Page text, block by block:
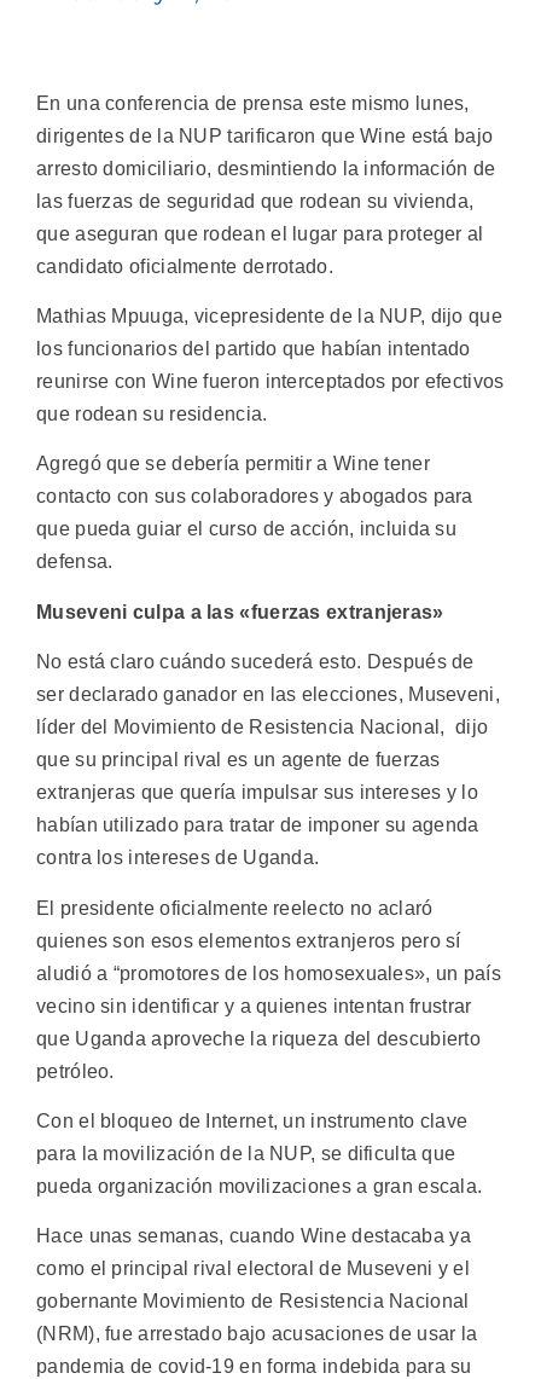
En una conferencia de prensa este mismo lunes,
dirigentes de la NUP tarificaron que Wine está bajo
arresto domiciliario, desmintiendo la información de
las fuerzas de seguridad que rodean su vivienda,
que aseguran que rodean el lugar para proteger al
candidato oficialmente derrotado.
Mathias Mpuuga, vicepresidente de la NUP, dijo que
los funcionarios del partido que habían intentado
reunirse con Wine fueron interceptados por efectivos
que rodean su residencia.
Agregó que se debería permitir a Wine tener
contacto con sus colaboradores y abogados para
que pueda guiar el curso de acción, incluida su
defensa.
Museveni culpa a las «fuerzas extranjeras»
No está claro cuándo sucederá esto. Después de
ser declarado ganador en las elecciones, Museveni,
líder del Movimiento de Resistencia Nacional, dijo
que su principal rival es un agente de fuerzas
extranjeras que quería impulsar sus intereses y lo
habían utilizado para tratar de imponer su agenda
contra los intereses de Uganda.
El presidente oficialmente reelecto no aclaró
quienes son esos elementos extranjeros pero sí
aludió a “promotores de los homosexuales», un país
vecino sin identificar y a quienes intentan frustrar
que Uganda aproveche la riqueza del descubierto
petróleo.
Con el bloqueo de Internet, un instrumento clave
para la movilización de la NUP, se dificulta que
pueda organización movilizaciones a gran escala.
Hace unas semanas, cuando Wine destacaba ya
como el principal rival electoral de Museveni y el
gobernante Movimiento de Resistencia Nacional
(NRM), fue arrestado bajo acusaciones de usar la
pandemia de covid-19 en forma indebida para su